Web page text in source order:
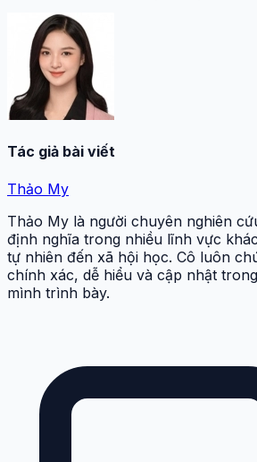
Tác giả bài viết
Thảo My
Thảo My là người chuyên nghiên
định nghĩa trong nhiều lĩnh vực
tự nhiên đến xã hội học. Cô luôn
chính xác, dễ hiểu và cập nhật
mình trình bày.